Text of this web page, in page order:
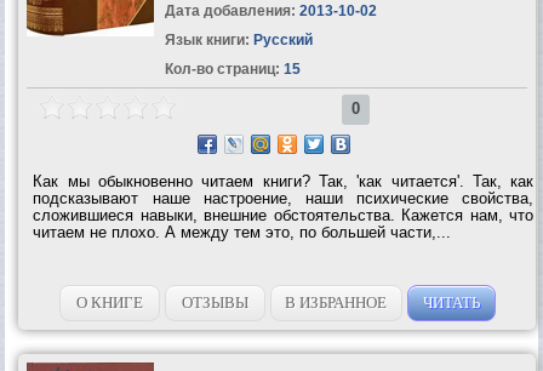
Дата добавления: 2013-10-02
Язык книги: Русский
Кол-во страниц: 15
0
Как мы обыкновенно читаем книги? Так, 'как читается'. Так, как
подсказывают наше настроение, наши психические свойства,
сложившиеся навыки, внешние обстоятельства. Кажется нам, что
читаем не плохо. А между тем это, по большей части,...
О КНИГЕ ОТЗЫВЫ В ИЗБРАННОЕ ЧИТАТЬ